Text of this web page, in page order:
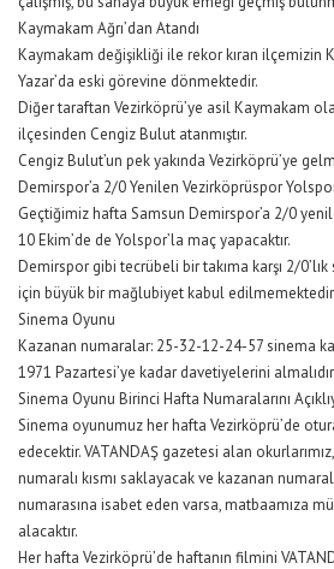
Kaymakam Ağrı’dan Atandı
Kaymakam değişikliği ile rekor kıran ilçemizin
Yazar’da eski görevine dönmektedir.
Diğer taraftan Vezirköprü’ye asil Kaymakam
ilçesinden Cengiz Bulut atanmıştır.
Cengiz Bulut’un pek yakında Vezirköprü’ye
Demirspor’a 2/0 Yenilen Vezirköprüspor
Geçtiğimiz hafta Samsun Demirspor’a 2/0
10 Ekim’de de Yolspor’la maç yapacaktır.
Demirspor gibi tecrübeli bir takıma karşı 2/
için büyük bir mağlubiyet kabul edilmemektedir.
Sinema Oyunu
Kazanan numaralar: 25-32-12-24-57 sinema
1971 Pazartesi’ye kadar davetiyelerini
Sinema Oyunu Birinci Hafta Numaralarını
Sinema oyunumuz her hafta Vezirköprü’de
edecektir. VATANDAŞ gazetesi alan
numaralı kısmı saklayacak ve kazanan
numarasına isabet eden varsa, matbaamıza
alacaktır.
Her hafta Vezirköprü’de haftanın filmini